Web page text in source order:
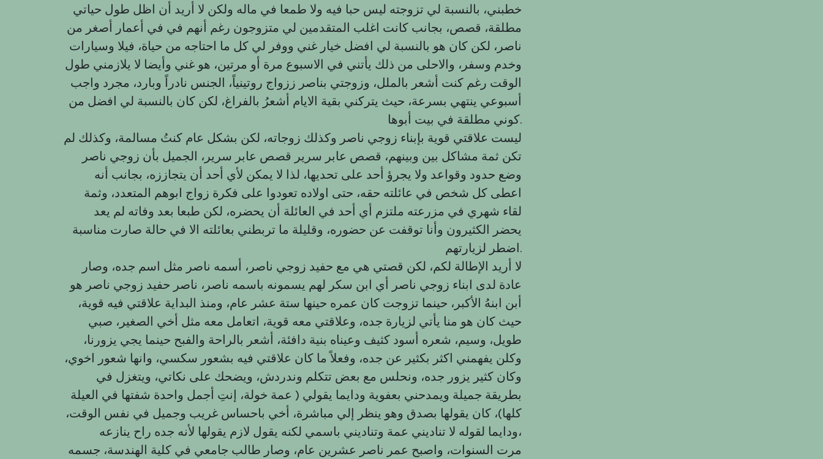
خطبني، بالنسبة لي تزوجته ليس حبا فيه ولا طمعا في ماله ولكن لا أريد أن اظل طول حياتي
مطلقة، قصص، بجانب كانت اغلب المتقدمين لي متزوجون رغم أنهم في في أعمار أصغر من
ناصر، لكن كان هو بالنسبة لي افضل خيار غني ووفر لي كل ما احتاجه من حياة، فيلا وسيارات
وخدم وسفر، والاحلى من ذلك يأتني في الاسبوع مرة أو مرتين، هو غني وأيضا لا يلازمني طول
الوقت رغم كنت أشعر بالملل، وزوجتي بناصر ززواج روتينياً، الجنس نادراً وبارد، مجرد واجب
أسبوعي ينتهي بسرعة، حيث يتركني بقية الايام أشعرُ بالفراغ، لكن كان بالنسبة لي افضل من
كوني مطلقة في بيت أبوها.
ليست علاقتي قوية بإبناء زوجي ناصر وكذلك زوجاته، لكن بشكل عام كنتُ مسالمة، وكذلك لم
تكن ثمة مشاكل بين وبينهم، قصص عابر سرير قصص عابر سرير، الجميل بأن زوجي ناصر
وضع حدود وقواعد ولا يجرؤ أحد على تحديها، لذا لا يمكن لأي أحد أن يتجاززه، بجانب أنه
اعطى كل شخص في عائلته حقه، حتى اولاده تعودوا على فكرة زواج ابوهم المتعدد، وثمة
لقاء شهري في مزرعته ملتزم أي أحد في العائلة أن يحضره، لكن طبعا بعد وفاته لم يعد
يحضر الكثيرون وأنا توقفت عن حضوره، وقليلة ما تربطني بعائلته الا في حالة صارت مناسبة
اضطر لزيارتهم.
لا أريد الإطالة لكم، لكن قصتي هي مع حفيد زوجي ناصر، أسمه ناصر مثل اسم جده، وصار
عادة لدى ابناء زوجي ناصر أي ابن سكر لهم يسمونه باسمه ناصر، ناصر حفيد زوجي ناصر هو
أبن ابنهُ الأكبر، حينما تزوجت كان عمره حينها ستة عشر عام، ومنذ البداية علاقتي فيه قوية،
حيث كان هو منا يأتي لزيارة جده، وعلاقتي معه قوية، اتعامل معه مثل أخي الصغير، صبي
طويل، وسيم، شعره أسود كثيف وعيناه بنية دافئة، أشعر بالراحة والفبح حينما يجي يزورنا،
وكلن يفهمني اكثر بكثير عن جده، وفعلاً ما كان علاقتي فيه بشعور سكسي، وانها شعور اخوي،
وكان كثير يزور جده، ونحلس مع بعض تتكلم وندردش، ويضحك على نكاتي، ويتغزل في
بطريقة جميلة ويمدحني بعفوية ودايما يقولي ( عمة خولة، إنتِ أجمل واحدة شفتها في العيلة
كلها)، كان يقولها بصدق وهو ينظر إلي مباشرة، أخي باحساس غريب وجميل في نفس الوقت،
ودايما لقوله لا تناديني عمة وتناديني باسمي لكنه يقول لازم يقولها لأنه جده راح ينازعه،
مرت السنوات، واصبح عمر ناصر عشرين عام، وصار طالب جامعي في كلية الهندسة، جسمه